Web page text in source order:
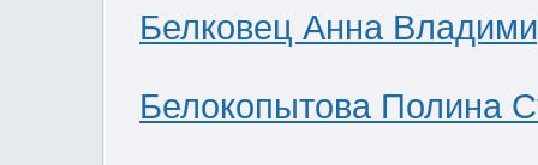
Белковец Анна
Белокопытова Полина